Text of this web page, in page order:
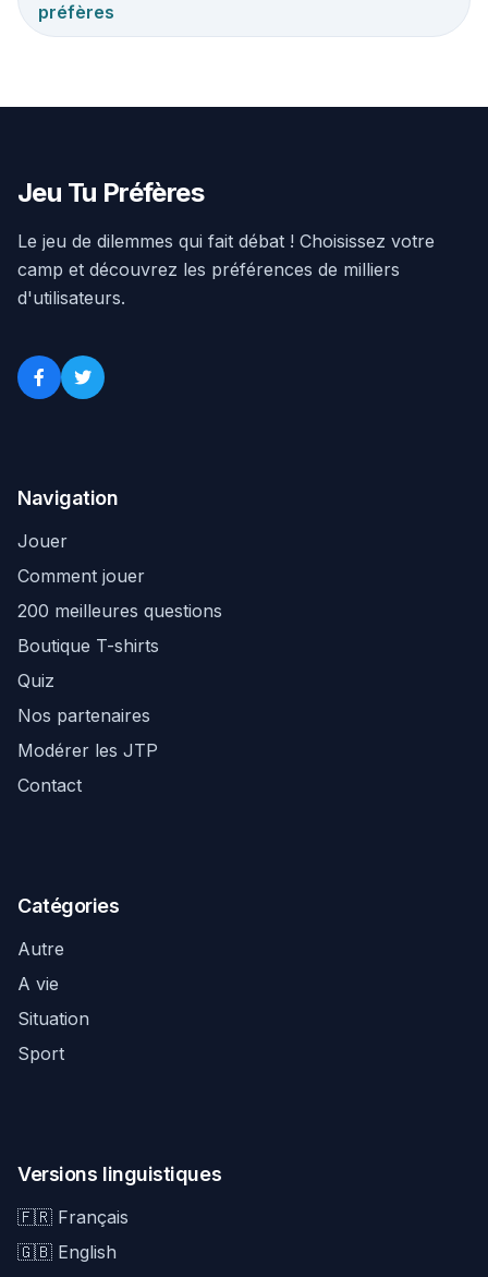
préfères
Jeu Tu Préfères
Le jeu de dilemmes qui fait débat ! Choisissez votre
camp et découvrez les préférences de milliers
d'utilisateurs.
Navigation
Jouer
Comment jouer
200 meilleures questions
Boutique T-shirts
Quiz
Nos partenaires
Modérer les JTP
Contact
Catégories
Autre
A vie
Situation
Sport
Versions linguistiques
🇫🇷 Français
🇬🇧 English